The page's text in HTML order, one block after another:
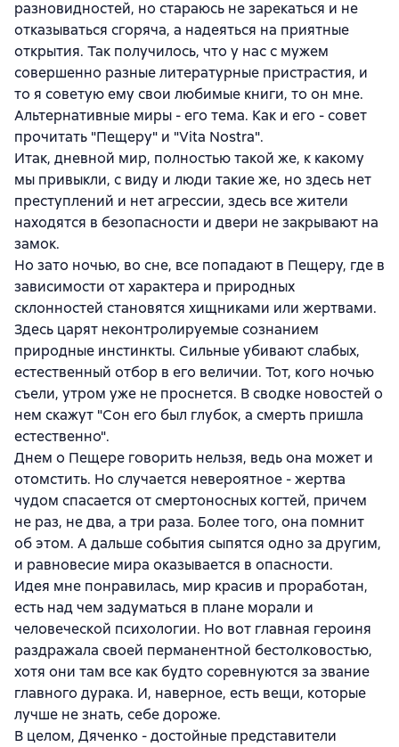
разновидностей, но стараюсь не зарекаться и не
отказываться сгоряча, а надеяться на приятные
открытия. Так получилось, что у нас с мужем
совершенно разные литературные пристрастия, и
то я советую ему свои любимые книги, то он мне.
Альтернативные миры - его тема. Как и его - совет
прочитать "Пещеру" и "Vita Nostra".
Итак, дневной мир, полностью такой же, к какому
мы привыкли, с виду и люди такие же, но здесь нет
преступлений и нет агрессии, здесь все жители
находятся в безопасности и двери не закрывают на
замок.
Но зато ночью, во сне, все попадают в Пещеру, где в
зависимости от характера и природных
склонностей становятся хищниками или жертвами.
Здесь царят неконтролируемые сознанием
природные инстинкты. Сильные убивают слабых,
естественный отбор в его величии. Тот, кого ночью
съели, утром уже не проснется. В сводке новостей о
нем скажут "Сон его был глубок, а смерть пришла
естественно".
Днем о Пещере говорить нельзя, ведь она может и
отомстить. Но случается невероятное - жертва
чудом спасается от смертоносных когтей, причем
не раз, не два, а три раза. Более того, она помнит
об этом. А дальше события сыпятся одно за другим,
и равновесие мира оказывается в опасности.
Идея мне понравилась, мир красив и проработан,
есть над чем задуматься в плане морали и
человеческой психологии. Но вот главная героиня
раздражала своей перманентной бестолковостью,
хотя они там все как будто соревнуются за звание
главного дурака. И, наверное, есть вещи, которые
лучше не знать, себе дороже.
В целом, Дяченко - достойные представители